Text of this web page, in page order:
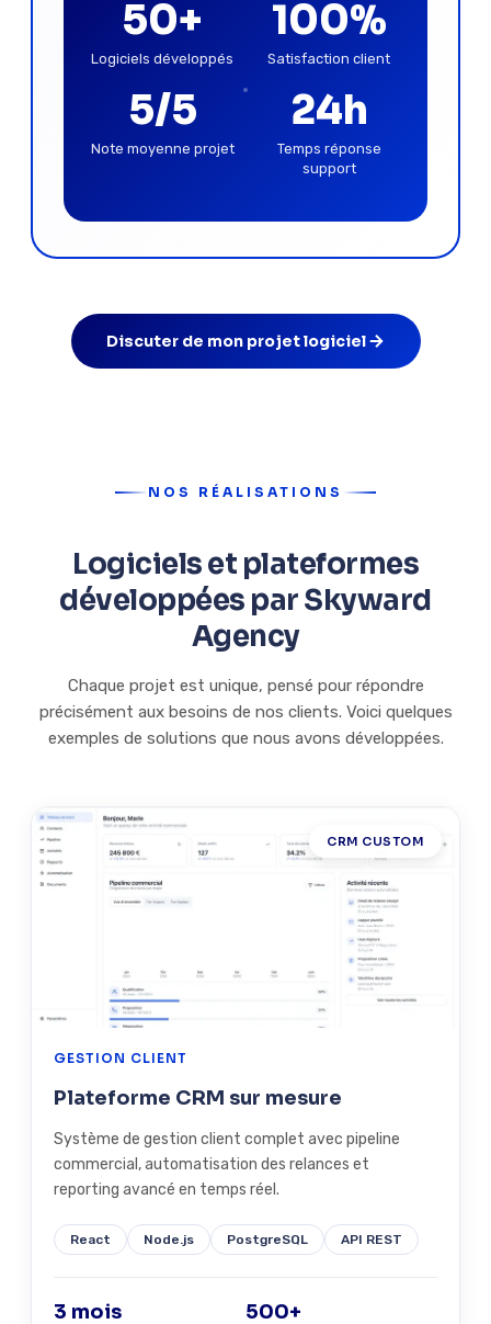
50+
Logiciels développés
100%
Satisfaction client
5/5
Note moyenne projet
24h
Temps réponse
support
Discuter de mon projet logiciel
NOS RÉALISATIONS
Logiciels et plateformes
développées par Skyward
Agency
Chaque projet est unique, pensé pour répondre
précisément aux besoins de nos clients. Voici quelques
exemples de solutions que nous avons développées.
CRM CUSTOM
GESTION CLIENT
Plateforme CRM sur mesure
Système de gestion client complet avec pipeline
commercial, automatisation des relances et
reporting avancé en temps réel.
React Node.js PostgreSQL API REST
3 mois 500+